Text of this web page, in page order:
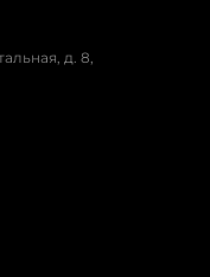
д. 8,